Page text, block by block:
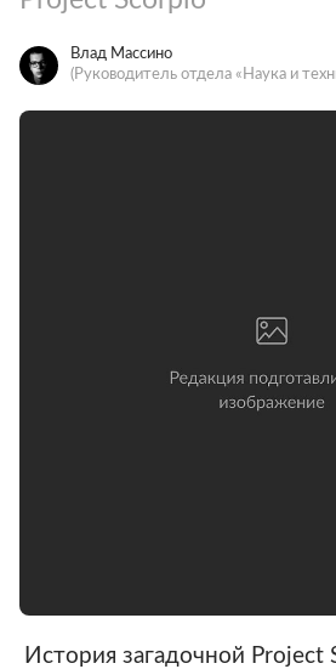
Влад Массино
(Руководитель отдела «Наука и
История загадочной Project